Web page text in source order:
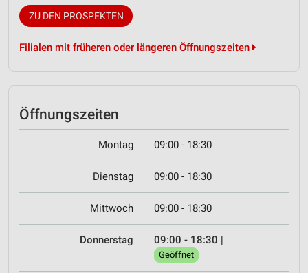
ZU DEN PROSPEKTEN
Filialen mit früheren oder längeren Öffnungszeiten
Öffnungszeiten
Montag 09:00 - 18:30
Dienstag 09:00 - 18:30
Mittwoch 09:00 - 18:30
Donnerstag 09:00 - 18:30 |
Geöffnet